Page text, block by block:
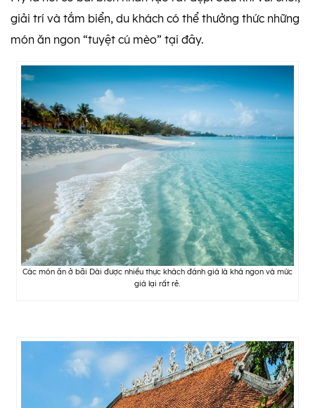
giải trí và tắm biển, du khách có thể thưởng thức những
món ăn ngon “tuyệt cú mèo” tại đây.
Các món ăn ở bãi Dài được nhiều thực khách đánh giá là khá ngon và mức
giá lại rất rẻ.